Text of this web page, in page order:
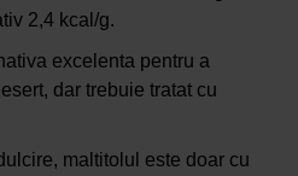
2,4 kcal/g.
excelenta pentru a
dar trebuie tratat cu
maltitolul este doar cu